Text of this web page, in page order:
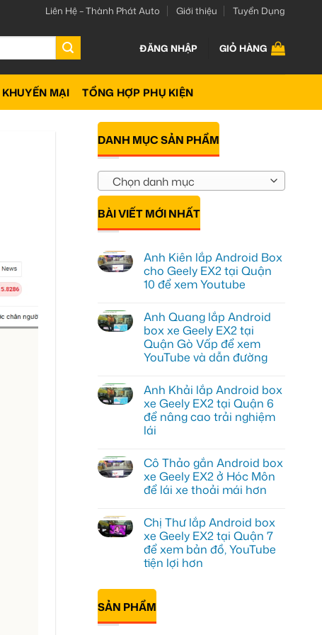
Liên Hệ – Thành Phát Auto Giới thiệu Tuyển Dụng
ĐĂNG NHẬP GIỎ HÀNG
KHUYẾN MẠI TỔNG HỢP PHỤ KIỆN
DANH MỤC SẢN PHẨM
Chọn danh mục
BÀI VIẾT MỚI NHẤT
Anh Kiên lắp Android Box
cho Geely EX2 tại Quận
10 để xem Youtube
bình
luận
ở
Anh
Kiên
lắp
cho
Geely
EX2
tại
Quận
10
Youtube
Anh Quang lắp Android
box xe Geely EX2 tại
Quận Gò Vấp để xem
YouTube và dẫn đường
bình
luận
ở
Anh
Quang
lắp
xe
Geely
EX2
tại
Vấp
để
xem
YouTube
và
dẫn
Anh Khải lắp Android box
xe Geely EX2 tại Quận 6
để nâng cao trải nghiệm
lái
bình
luận
ở
Anh
Android
box
xe
Geely
EX2
tại
để
nâng
cao
trải
Cô Thảo gắn Android box
xe Geely EX2 ở Hóc Môn
để lái xe thoải mái hơn
bình
luận
ở
Cô
Thảo
gắn
box
Geely
EX2
ở
Chị Thư lắp Android box
xe Geely EX2 tại Quận 7
để xem bản đồ, YouTube
tiện lợi hơn
có
luận
ở
Chị
SẢN PHẨM